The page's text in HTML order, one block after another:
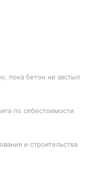
пока бетон не застыл
по себестоимости
и строительства